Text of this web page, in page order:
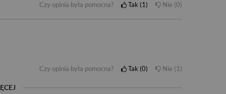
Czy opinia była pomocna? Tak 1 Nie 0
Czy opinia była pomocna? Tak 0 Nie 1